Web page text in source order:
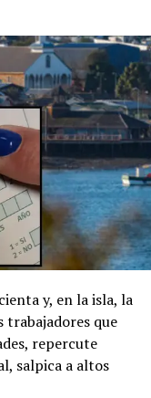
y, en la isla, la
trabajadores que
repercute
salpica a altos